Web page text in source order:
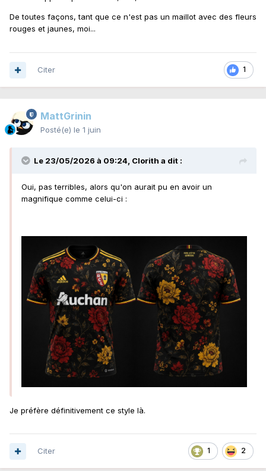
De toutes façons, tant que ce n'est pas un maillot avec des fleurs
rouges et jaunes, moi...
1
Citer
MattGrinin
Posté(e) le 1 juin
Le 23/05/2026 à 09:24, Clorith a dit :
Oui, pas terribles, alors qu'on aurait pu en avoir un
magnifique comme celui-ci :
Je préfère définitivement ce style là.
1 2
Citer